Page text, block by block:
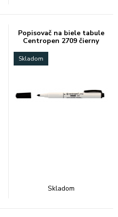
Popisovač na biele tabule
Centropen 2709 čierny
Skladom
Skladom